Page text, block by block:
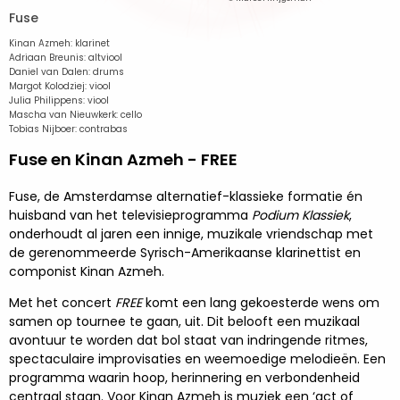
Fuse
Kinan Azmeh: klarinet
Adriaan Breunis: altviool
Daniel van Dalen: drums
Margot Kolodziej: viool
Julia Philippens: viool
Mascha van Nieuwkerk: cello
Tobias Nijboer: contrabas
Fuse en Kinan Azmeh - FREE
Fuse, de Amsterdamse alternatief-klassieke formatie én
huisband van het televisieprogramma Podium Klassiek,
onderhoudt al jaren een innige, muzikale vriendschap met
de gerenommeerde Syrisch-Amerikaanse klarinettist en
componist Kinan Azmeh.
Met het concert FREEkomt een lang gekoesterde wens om
samen op tournee te gaan, uit. Dit belooft een muzikaal
avontuur te worden dat bol staat van indringende ritmes,
spectaculaire improvisaties en weemoedige melodieën. Een
programma waarin hoop, herinnering en verbondenheid
centraal staan. Voor Kinan Azmeh is muziek een ‘act of